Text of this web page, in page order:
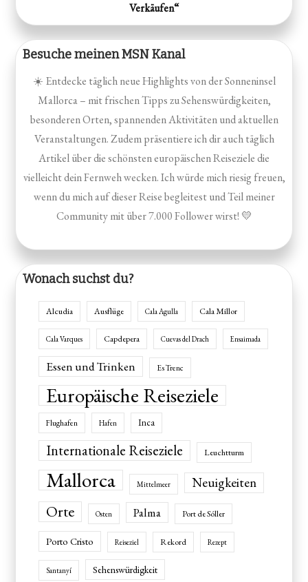
Verkäufen“
Besuche meinen MSN Kanal
☀️ Entdecke täglich neue Highlights von der Sonneninsel
Mallorca – mit frischen Tipps zu Sehenswürdigkeiten,
besonderen Orten, spannenden Aktivitäten und aktuellen
Veranstaltungen. Zudem präsentiere ich dir auch täglich
Artikel über die schönsten europäischen Reiseziele die
vielleicht dein Fernweh wecken. Ich würde mich riesig freuen,
wenn du mich auf dieser Reise begleitest und Teil meiner
Community mit über 7.000 Follower wirst! 💛
Wonach suchst du?
Alcudia Ausflüge Cala Agulla Cala Millor
Cala Varques Capdepera Cuevas del Drach Ensaimada
Essen und Trinken Es Trenc
Europäische Reiseziele
Flughafen Hafen Inca
Internationale Reiseziele Leuchtturm
Mallorca Mittelmeer Neuigkeiten
Orte Osten Palma Port de Sóller
Porto Cristo Reiseziel Rekord Rezept
Santanyí Sehenswürdigkeit